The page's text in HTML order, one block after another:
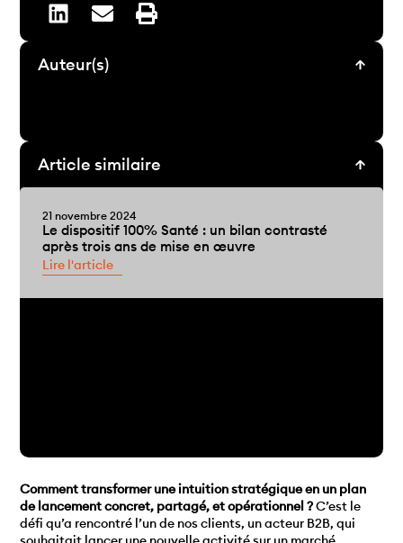
Comment transformer une intuition stratégique en un plan
de lancement concret, partagé, et opérationnel ?C’est le
défi qu’a rencontré l’un de nos clients, un acteur B2B, qui
Auteur(s)
Article similaire
21 novembre 2024
Le dispositif 100% Santé : un bilan contrasté
après trois ans de mise en œuvre
Lire l'article